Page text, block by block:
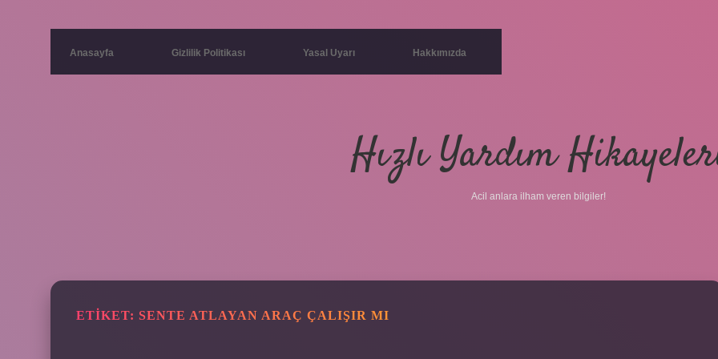
Anasayfa Gizlilik Politikası Yasal Uyarı Hakkımızda
Hızlı Yardım
Acil anlara ilham veren bilgiler!
ETIKET: SENTE ATLAYAN ARAÇ ÇALIŞIR MI